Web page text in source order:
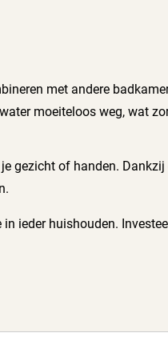
met andere
moeiteloos weg, wat
gezicht of handen.
ieder huishouden.